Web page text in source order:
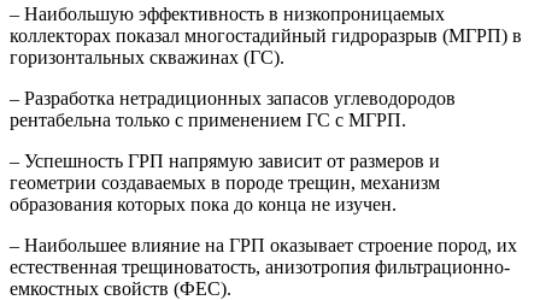
– Наибольшую эффективность в низкопроницаемых
коллекторах показал многостадийный гидроразрыв (МГРП) в
горизонтальных скважинах (ГС).
– Разработка нетрадиционных запасов углеводородов
рентабельна только с применением ГС с МГРП.
– Успешность ГРП напрямую зависит от размеров и
геометрии создаваемых в породе трещин, механизм
образования которых пока до конца не изучен.
– Наибольшее влияние на ГРП оказывает строение пород, их
естественная трещиноватость, анизотропия фильтрационно-
емкостных свойств (ФЕС).